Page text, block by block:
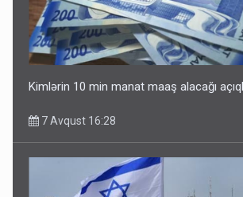
Kimlərin 10 min manat maaş alacağı
7 Avqust 16:28